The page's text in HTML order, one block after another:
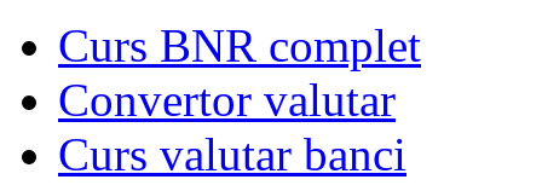
Curs BNR complet
Convertor valutar
Curs valutar banci